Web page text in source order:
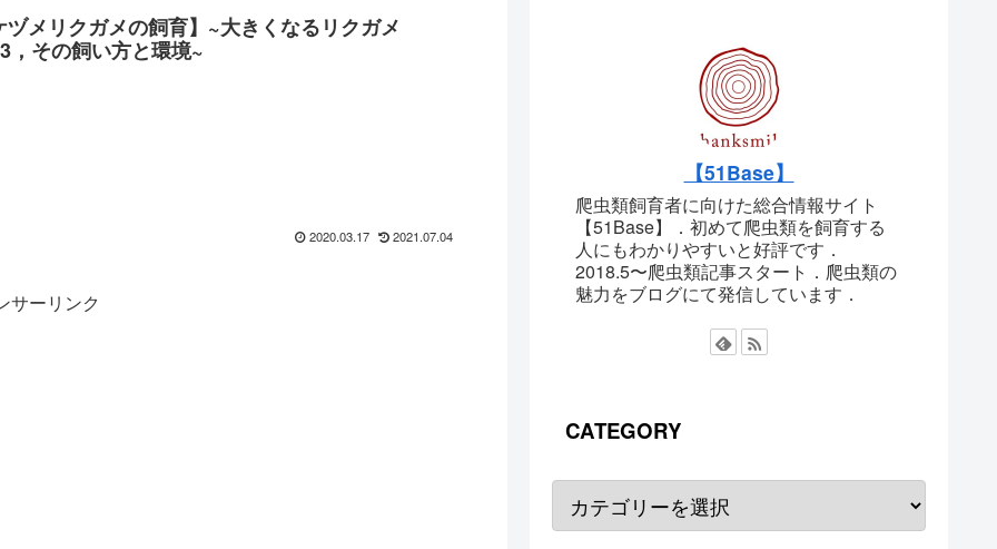
ヅメリクガメの飼育】~大きくなるリクガメ
，その飼い方と環境~
2020.03.17 2021.07.04
サーリンク
【51Base】
爬虫類飼育者に向けた総合情報サイト
【51Base】．初めて爬虫類を飼育する
人にもわかりやすいと好評です．
2018.5〜爬虫類記事スタート．爬虫類の
魅力をブログにて発信しています．
CATEGORY